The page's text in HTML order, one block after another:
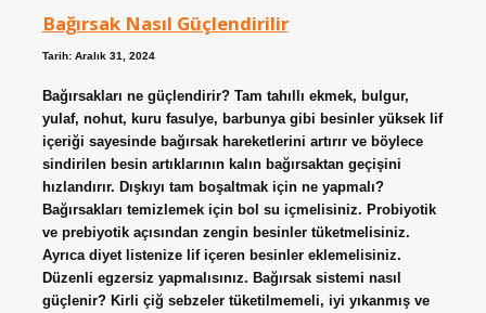
Bağırsak Nasıl Güçlendirilir
Tarih: Aralık 31, 2024
Bağırsakları ne güçlendirir? Tam tahıllı ekmek, bulgur,
yulaf, nohut, kuru fasulye, barbunya gibi besinler yüksek lif
içeriği sayesinde bağırsak hareketlerini artırır ve böylece
sindirilen besin artıklarının kalın bağırsaktan geçişini
hızlandırır. Dışkıyı tam boşaltmak için ne yapmalı?
Bağırsakları temizlemek için bol su içmelisiniz. Probiyotik
ve prebiyotik açısından zengin besinler tüketmelisiniz.
Ayrıca diyet listenize lif içeren besinler eklemelisiniz.
Düzenli egzersiz yapmalısınız. Bağırsak sistemi nasıl
güçlenir? Kirli çiğ sebzeler tüketilmemeli, iyi yıkanmış ve